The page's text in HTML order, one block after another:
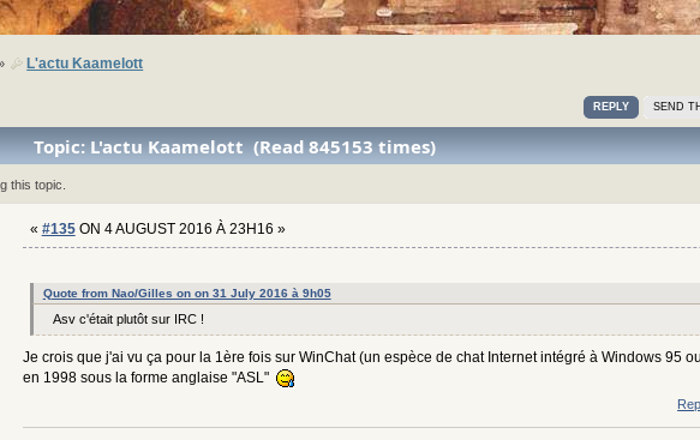
L'actu Kaamelott
REPLY SEND
Topic: L'actu Kaamelott (Read 845153 times)
this topic.
« #135ON 4 AUGUST 2016 À 23H16 »
Quote from Nao/Gilles on on 31 July 2016 à 9h05
Asv c'était plutôt sur IRC !
Je crois que j'ai vu ça pour la 1ère fois sur WinChat (un espèce de chat Internet intégré à Windows 95
en 1998 sous la forme anglaise "ASL"